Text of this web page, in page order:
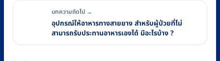
บทความถัดไป →
อุปกรณ์ให้อาหารทางสายยาง สำหรับผู้ป่วยที่ไม่
สามารถรับประทานอาหารเองได้ มีอะไรบ้าง ?